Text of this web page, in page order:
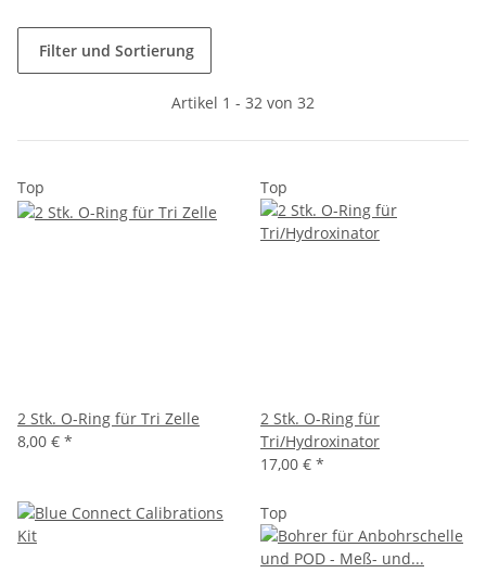
Filter und Sortierung
Artikel 1 - 32 von 32
Top
2 Stk. O-Ring für Tri Zelle
8,00 € *
Top
2 Stk. O-Ring für
Tri/Hydroxinator
17,00 € *
Top